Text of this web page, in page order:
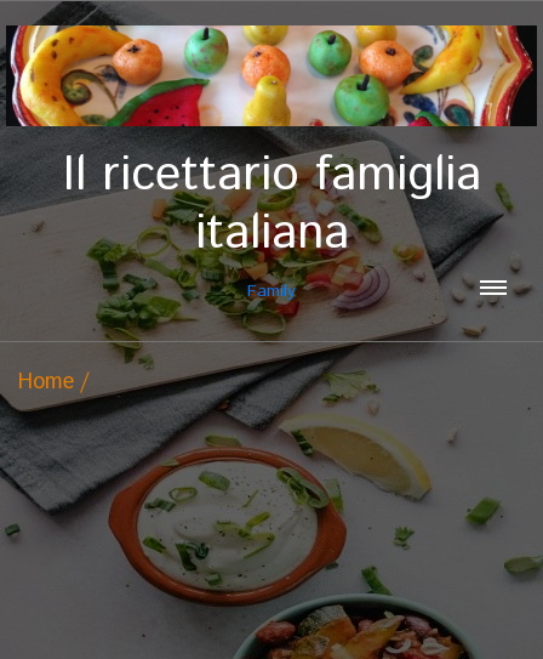
Il ricettario famiglia
italiana
Family
Home